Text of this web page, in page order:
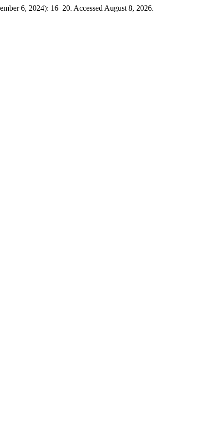
6, 2024): 16–20. Accessed August 8, 2026.